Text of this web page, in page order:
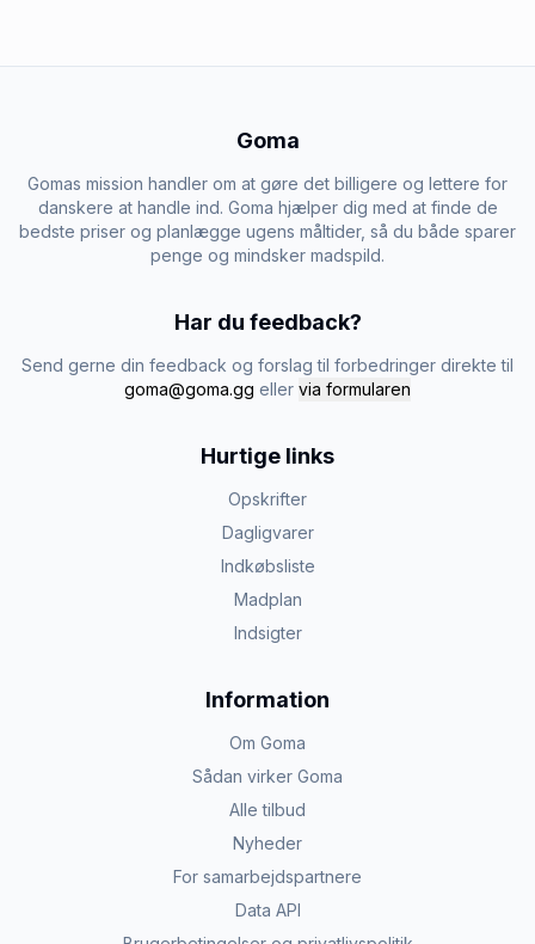
Goma
Gomas mission handler om at gøre det billigere og lettere for
danskere at handle ind. Goma hjælper dig med at finde de
bedste priser og planlægge ugens måltider, så du både sparer
penge og mindsker madspild.
Har du feedback?
Send gerne din feedback og forslag til forbedringer direkte til
goma@goma.gg eller via formularen
Hurtige links
Opskrifter
Dagligvarer
Indkøbsliste
Madplan
Indsigter
Information
Om Goma
Sådan virker Goma
Alle tilbud
Nyheder
For samarbejdspartnere
Data API